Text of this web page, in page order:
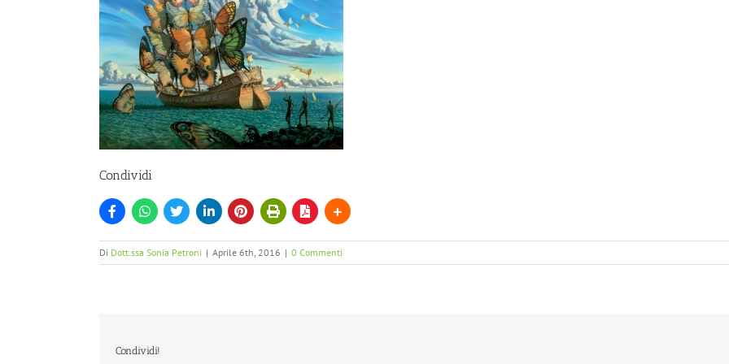
Condividi
Di Dott.ssa Sonia Petroni | Aprile 6th, 2016 | 0 Commenti
Condividi!